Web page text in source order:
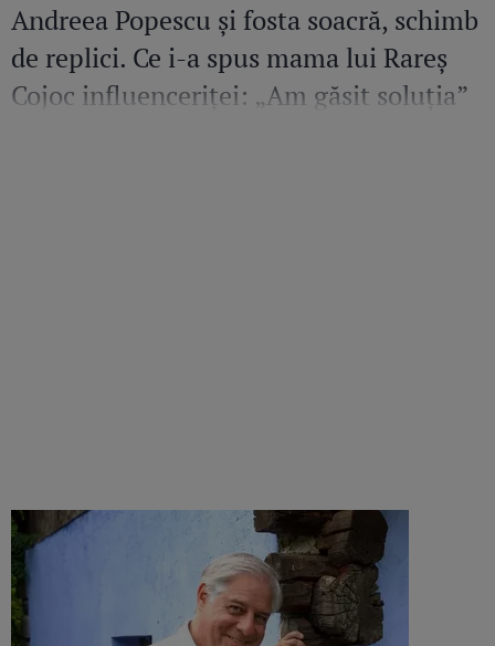
Andreea Popescu și fosta soacră, schimb
de replici. Ce i-a spus mama lui Rareș
Cojoc influenceriței: „Am găsit soluția”